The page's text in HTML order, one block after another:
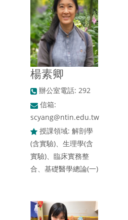
楊素卿
辦公室電話: 292
信箱:
scyang@ntin.edu.tw
授課領域: 解剖學
(含實驗)、生理學(含
實驗)、臨床實務整
合、基礎醫學總論(一)